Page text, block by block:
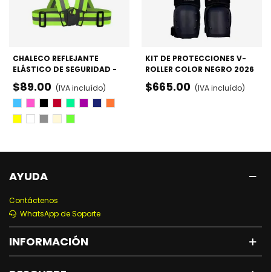
CHALECO REFLEJANTE
ELÁSTICO DE SEGURIDAD -
PATINAJE Y CICLISMO
$89.00 (IVA incluído)
KIT DE PROTECCIONES V-
ROLLER COLOR NEGRO 2026
- RODILLERAS, CODERAS Y
MUÑEQUERAS
$665.00 (IVA incluído)
AYUDA
Contáctenos
WhatsApp de Soporte
INFORMACIÓN